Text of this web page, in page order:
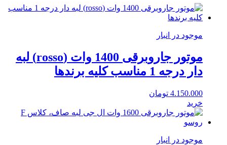
موجود در انبار
موتور جاروبرقی 1400 وات (rosso) لبه
دار درجه 1 مناسب کلیه برندها
4.150.000 تومان
خرید
موجود در انبار